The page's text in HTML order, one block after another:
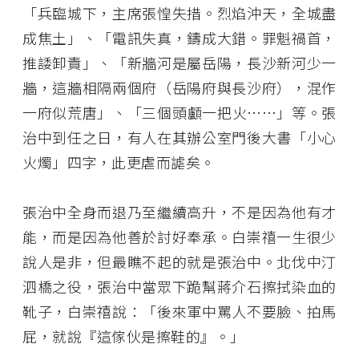
「兵臨城下，主席張惶失措。烈焰沖天，全城盡
成焦土」、「電訊失真，鑄成大錯。罪魁禍首，
推諉卸責」、「新牆河是屬岳陽，長沙新河少一
牆，這牆相隔兩個府（岳陽府與長沙府），混作
一府似荒唐」、「三個頭顱一把火……」等。張
治中到任之日，有人在其辦公室門後大書「小心
火燭」四字，此更虐而謔矣。
張治中全身而退乃至繼續高升，不是因為他有才
能，而是因為他善於討好奉承。白崇禧一生很少
說人是非，但最瞧不起的就是張治中。北伐中汀
泗橋之役，張治中當眾下跪幫蔣介石擦拭染血的
靴子，白崇禧說：「後來軍中罵人不要臉、拍馬
屁，就說『這傢伙是擦鞋的』。」